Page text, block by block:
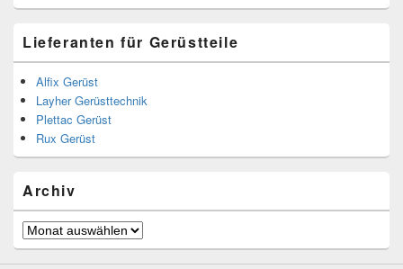
Lieferanten für Gerüstteile
Alfix Gerüst
Layher Gerüsttechnik
Plettac Gerüst
Rux Gerüst
Archiv
Archiv